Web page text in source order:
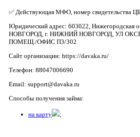
✅ Действующая МФО, номер свидетельства
Юридический адрес: 603022,
НОВГОРОД, г. НИЖНИЙ НОВГОРОД, УЛ
ПОМЕЩ./ОФИС П3/302
Сайт организации: https://davaka.ru/
Телефон: 88047006690
Email: support@davaka.ru
Способы получения займа:
на карту ;